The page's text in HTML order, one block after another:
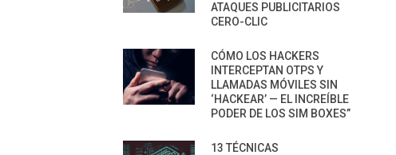
ATAQUES PUBLICITARIOS
CERO-CLIC
CÓMO LOS HACKERS
INTERCEPTAN OTPS Y
LLAMADAS MÓVILES SIN
‘HACKEAR’ — EL INCREÍBLE
PODER DE LOS SIM BOXES”
13 TÉCNICAS